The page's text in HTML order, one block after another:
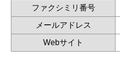
ファクシミリ番号
メールアドレス
Webサイト